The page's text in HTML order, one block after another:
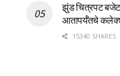
झुंड चित्रपट
आतापर्यँतचे
15340 SHARES